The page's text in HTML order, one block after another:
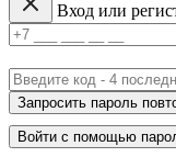
Вход или
Запросить пароль
Войти с помощью